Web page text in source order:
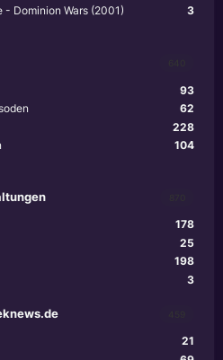
3
- Dominion Wars (2001)
93
62
228
104
178
25
198
3
21